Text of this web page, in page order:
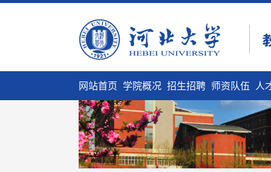
网站首页 学院概况 招生招聘 师资队伍 人